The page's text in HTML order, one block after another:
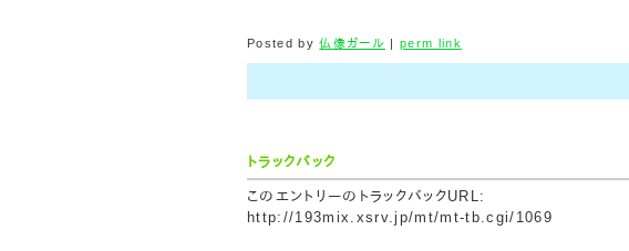
Posted by仏像ガール | perm link
トラックバック
このエントリーのトラックバックURL:
http://193mix.xsrv.jp/mt/mt-tb.cgi/1069